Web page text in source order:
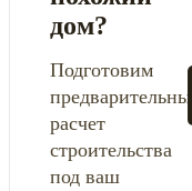
дом?
Подготовим
предварительный
расчет
строительства
под ваш